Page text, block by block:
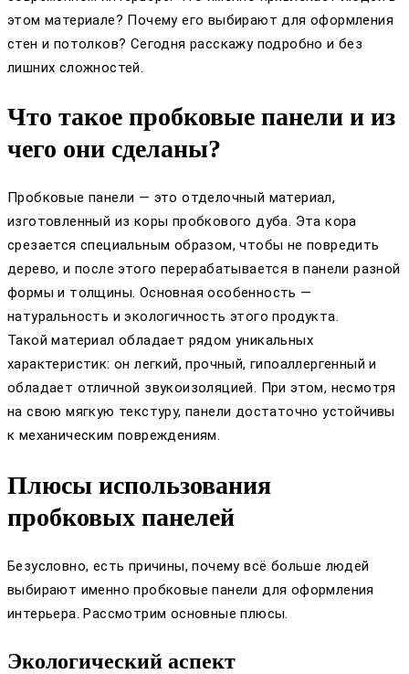
этом материале? Почему его выбирают для оформления
стен и потолков? Сегодня расскажу подробно и без
лишних сложностей.
Что такое пробковые панели и из
чего они сделаны?
Пробковые панели — это отделочный материал,
изготовленный из коры пробкового дуба. Эта кора
срезается специальным образом, чтобы не повредить
дерево, и после этого перерабатывается в панели разной
формы и толщины. Основная особенность —
натуральность и экологичность этого продукта.
Такой материал обладает рядом уникальных
характеристик: он легкий, прочный, гипоаллергенный и
обладает отличной звукоизоляцией. При этом, несмотря
на свою мягкую текстуру, панели достаточно устойчивы
к механическим повреждениям.
Плюсы использования
пробковых панелей
Безусловно, есть причины, почему всё больше людей
выбирают именно пробковые панели для оформления
интерьера. Рассмотрим основные плюсы.
Экологический аспект